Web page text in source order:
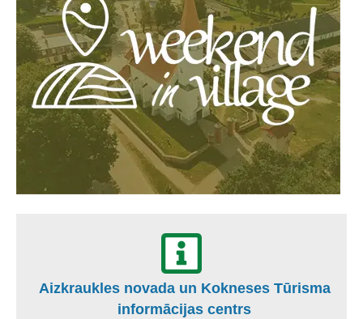
Aizkraukles novada un Kokneses Tūrisma
informācijas centrs